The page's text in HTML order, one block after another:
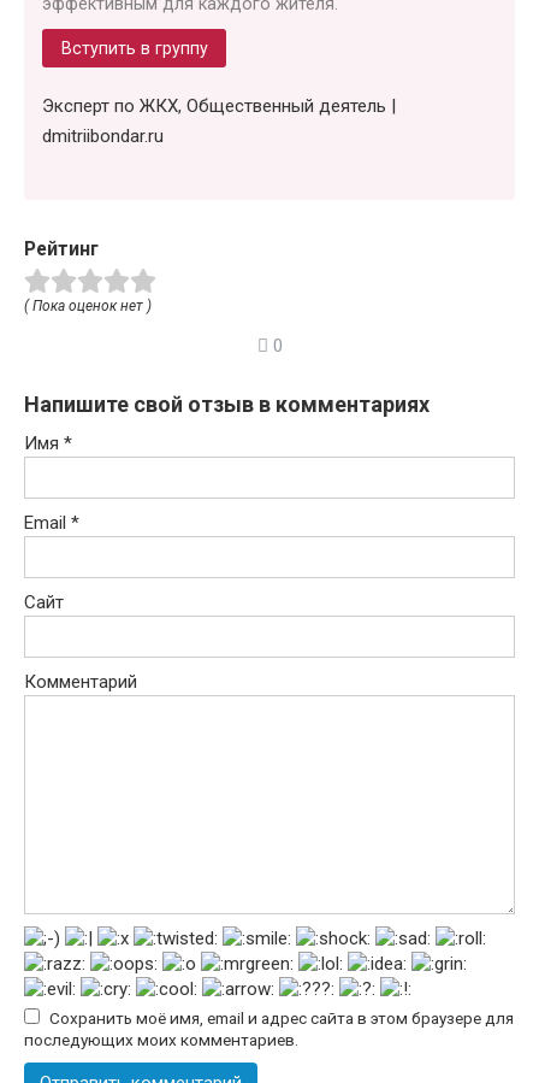
эффективным для каждого жителя.
Вступить в группу
Эксперт по ЖКХ, Общественный деятель |
dmitriibondar.ru
Рейтинг
( Пока оценок нет )
0
Напишите свой отзыв в комментариях
Имя *
Email *
Сайт
Комментарий
Сохранить моё имя, email и адрес сайта в этом браузере для
последующих моих комментариев.